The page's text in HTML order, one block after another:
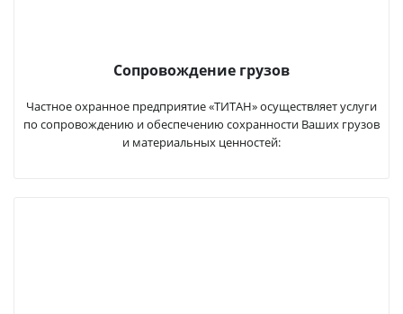
Сопровождение грузов
Частное охранное предприятие «ТИТАН» осуществляет услуги
по сопровождению и обеспечению сохранности Ваших грузов
и материальных ценностей: